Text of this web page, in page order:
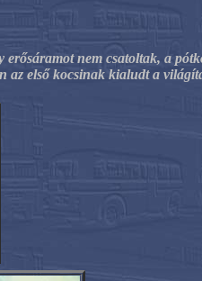
nem csatoltak, a
az első kocsinak kialudt a